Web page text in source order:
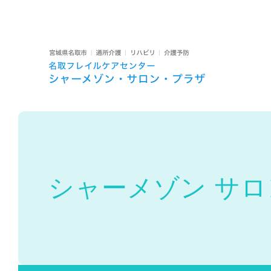
シャーメゾン サ
経営理念・運営方針
提供サービス
シャーメゾン サロン プラザ